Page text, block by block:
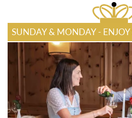
SUNDAY & MONDAY - ENJOY